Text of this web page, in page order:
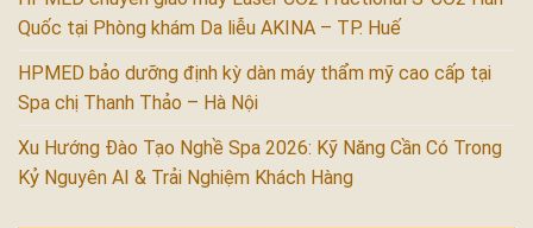
Quốc tại Phòng khám Da liễu AKINA – TP. Huế
HPMED bảo dưỡng định kỳ dàn máy thẩm mỹ cao cấp tại
Spa chị Thanh Thảo – Hà Nội
Xu Hướng Đào Tạo Nghề Spa 2026: Kỹ Năng Cần Có Trong
Kỷ Nguyên AI & Trải Nghiệm Khách Hàng